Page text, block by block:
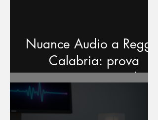
Nuance Audio a Reggio
Calabria: prova
gratuitamente gli
occhiali che aiutano a
sentire meglio